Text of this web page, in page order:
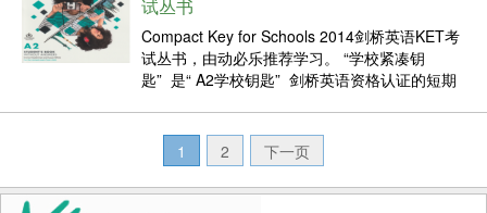
试丛书
Compact Key for Schools 2014剑桥英语KET考
试丛书，由动必乐推荐学习。 “学校紧凑钥
匙” 是“ A2学校钥匙” 剑桥英语资格认证的短期
能。它是短期课程或与...
1 2 下一页